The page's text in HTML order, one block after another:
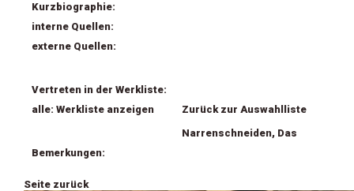
Kurzbiographie:
interne Quellen:
externe Quellen:
Vertreten in der Werkliste:
alle: Werkliste anzeigen
Zurück zur Auswahlliste
Narrenschneiden, Das
Bemerkungen:
Seite zurück